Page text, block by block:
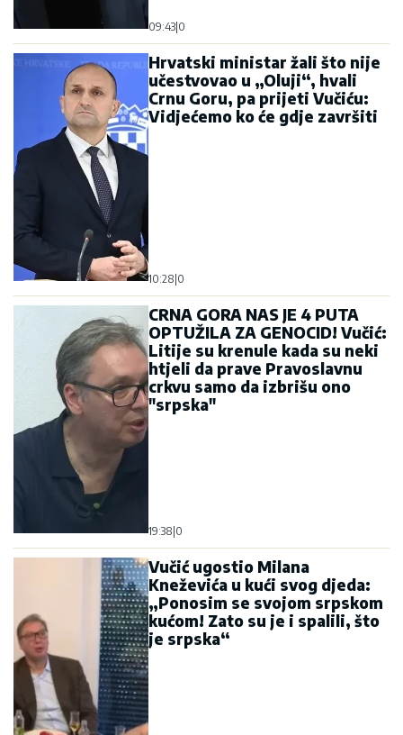
09:43 0
Hrvatski ministar žali što nije
učestvovao u „Oluji“, hvali
Crnu Goru, pa prijeti Vučiću:
Vidjećemo ko će gdje završiti
10:28 0
CRNA GORA NAS JE 4 PUTA
OPTUŽILA ZA GENOCID! Vučić:
Litije su krenule kada su neki
htjeli da prave Pravoslavnu
crkvu samo da izbrišu ono
"srpska"
19:38 0
Vučić ugostio Milana
Kneževića u kući svog djeda:
„Ponosim se svojom srpskom
kućom! Zato su je i spalili, što
je srpska“